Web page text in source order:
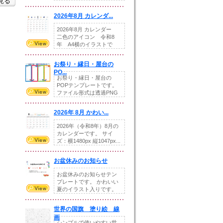
2026年8月 カレンダ...
2026年8月 カレンダー
二色のアイコン 令和8
年 A4横のイラストで
お祭り・縁日・屋台の
PO...
お祭り・縁日・屋台の
POPテンプレートです。
ファイル形式は透過PNG
2026年 8月 かわい...
2026年（令和8年）8月の
カレンダーです。 サイ
ズ：横1480px 縦1047px...
お盆休みのお知らせ
お盆休みのお知らせテン
プレートです。 かわいい
夏のイラスト入りです。
世界の国旗 塗り絵 線
画